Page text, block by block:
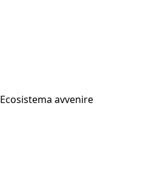
Ecosistema avvenire